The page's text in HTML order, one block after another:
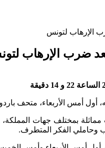
الإرهاب لتونس
ضرب الإرهاب
أول أمس الأربعاء، متحف
بمختلف جهات المملكة،
وحاملي الفكر المتطرف.